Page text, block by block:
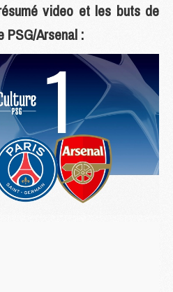
video et les buts de
Arsenal :